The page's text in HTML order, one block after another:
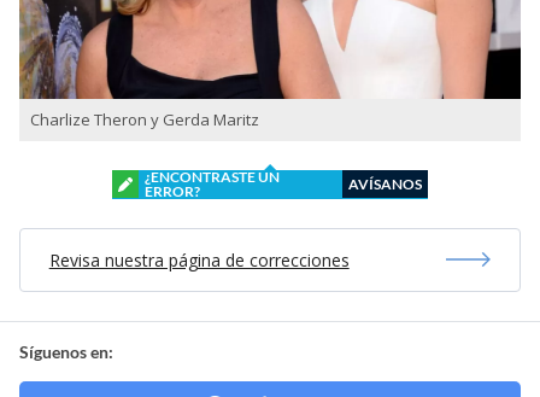
Charlize Theron y Gerda Maritz
¿ENCONTRASTE UN
ERROR?
AVÍSANOS
Revisa nuestra página de correcciones
Síguenos en: